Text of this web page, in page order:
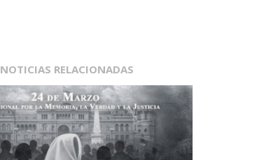
NOTICIAS RELACIONADAS